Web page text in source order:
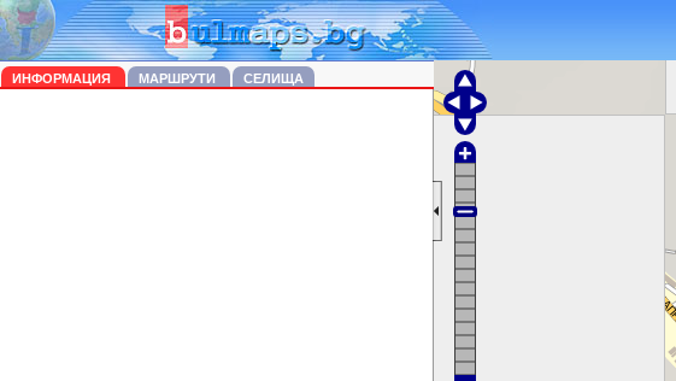
ИНФОРМАЦИЯ МАРШРУТИ СЕЛИЩА